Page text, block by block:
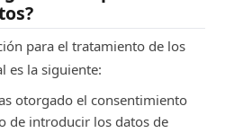
perfil de usuario (por
base a tu historial de compra
Mostrarte publicidad en
podrás ver cuando navegues
y apps, por ejemplo, en
La publicidad que veas
para el tratamiento de los
es la siguiente:
otorgado el consentimiento
de introducir los datos de